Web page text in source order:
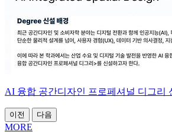
AI 융합 공간디자인 프로페셔널 디그리
이전 다음
MORE